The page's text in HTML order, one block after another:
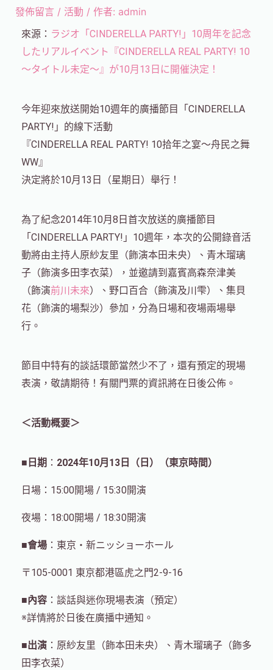
發佈留言 / 活動 / 作者: admin
來源： ラジオ「CINDERELLA PARTY!」10周年を記念
したリアルイベント『CINDERELLA REAL PARTY! 10
～タイトル未定～』が10月13日に開催決定！
今年迎來放送開始10週年的廣播節目「CINDERELLA
PARTY!」的線下活動
『CINDERELLA REAL PARTY! 10拾年之宴～舟民之舞
WW』
決定將於10月13日（星期日）舉行！
為了紀念2014年10月8日首次放送的廣播節目
「CINDERELLA PARTY!」10週年，本次的公開錄音活
動將由主持人原紗友里（飾演本田未央）、青木瑠璃
子（飾演多田李衣菜），並邀請到嘉賓高森奈津美
（飾演前川未來）、野口百合（飾演及川雫）、集貝
花（飾演的場梨沙）參加，分為日場和夜場兩場舉
行。
節目中特有的談話環節當然少不了，還有預定的現場
表演，敬請期待！有關門票的資訊將在日後公佈。
＜活動概要＞
■日期 ： 2024年10月13日（日）（東京時間）
日場：15:00開場 / 15:30開演
夜場：18:00開場 / 18:30開演
■會場：東京・新ニッショーホール
〒105-0001 東京都港區虎之門2-9-16
■內容：談話與迷你現場表演（預定）
※詳情將於日後在廣播中通知。
■出演：原紗友里（飾本田未央）、青木瑠璃子（飾多
田李衣菜）